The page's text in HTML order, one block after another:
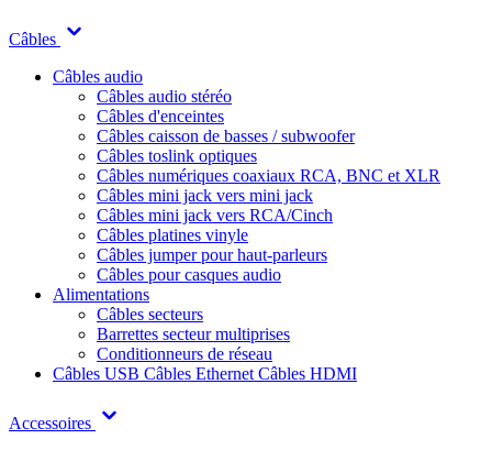
Câbles
Câbles audio
Câbles audio stéréo
Câbles d'enceintes
Câbles caisson de basses / subwoofer
Câbles toslink optiques
Câbles numériques coaxiaux RCA, BNC et XLR
Câbles mini jack vers mini jack
Câbles mini jack vers RCA/Cinch
Câbles platines vinyle
Câbles jumper pour haut-parleurs
Câbles pour casques audio
Alimentations
Câbles secteurs
Barrettes secteur multiprises
Conditionneurs de réseau
Câbles USB Câbles Ethernet Câbles HDMI
Accessoires